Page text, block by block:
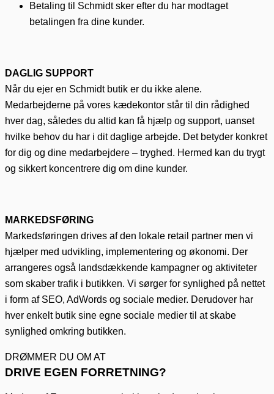
Betaling til Schmidt sker efter du har modtaget
betalingen fra dine kunder.
DAGLIG SUPPORT
Når du ejer en Schmidt butik er du ikke alene.
Medarbejderne på vores kædekontor står til din rådighed
hver dag, således du altid kan få hjælp og support, uanset
hvilke behov du har i dit daglige arbejde. Det betyder konkret
for dig og dine medarbejdere – tryghed. Hermed kan du trygt
og sikkert koncentrere dig om dine kunder.
MARKEDSFØRING
Markedsføringen drives af den lokale retail partner men vi
hjælper med udvikling, implementering og økonomi. Der
arrangeres også landsdækkende kampagner og aktiviteter
som skaber trafik i butikken. Vi sørger for synlighed på nettet
i form af SEO, AdWords og sociale medier. Derudover har
hver enkelt butik sine egne sociale medier til at skabe
synlighed omkring butikken.
DRØMMER DU OM AT
DRIVE EGEN FORRETNING?